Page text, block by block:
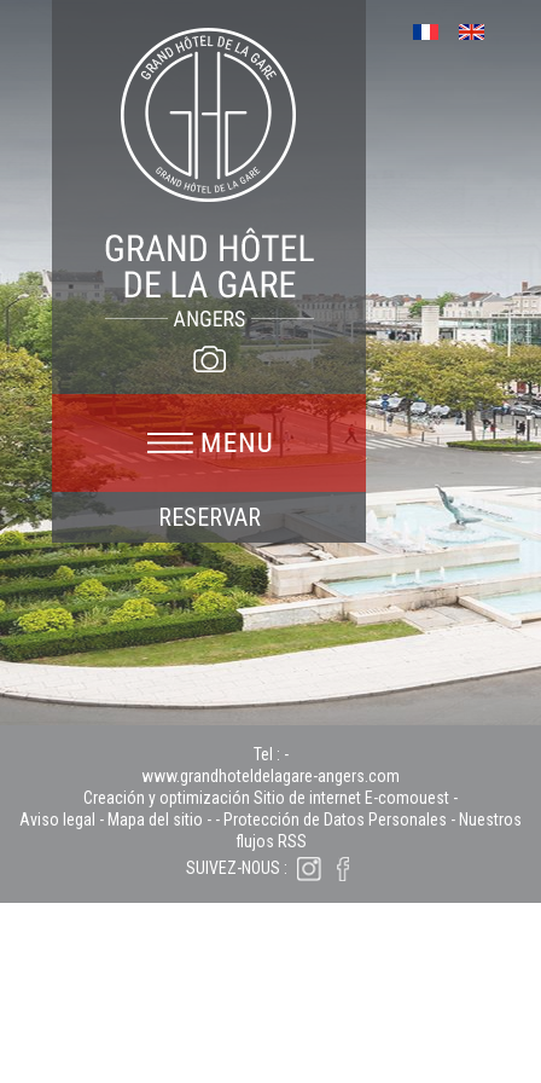
RESERVAR
Tel : -
www.grandhoteldelagare-angers.com
Creación y optimización Sitio de internet E-comouest -
Aviso legal - Mapa del sitio - - Protección de Datos Personales - Nuestros
flujos RSS
SUIVEZ-NOUS :